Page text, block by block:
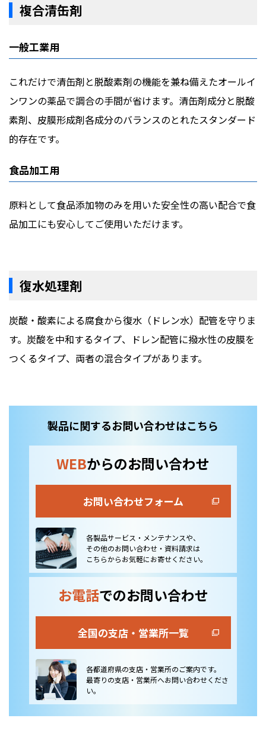
複合清缶剤
一般工業用
これだけで清缶剤と脱酸素剤の機能を兼ね備えたオールイ
ンワンの薬品で調合の手間が省けます。清缶剤成分と脱酸
素剤、皮膜形成剤各成分のバランスのとれたスタンダード
的存在です。
食品加工用
原料として食品添加物のみを用いた安全性の高い配合で食
品加工にも安心してご使用いただけます。
復水処理剤
炭酸・酸素による腐食から復水（ドレン水）配管を守りま
す。炭酸を中和するタイプ、ドレン配管に撥水性の皮膜を
つくるタイプ、両者の混合タイプがあります。
製品に関するお問い合わせはこちら
WEBからのお問い合わせ
お問い合わせフォーム
各製品サービス・メンテナンスや、
その他のお問い合わせ・資料請求は
こちらからお気軽にお寄せください。
お電話でのお問い合わせ
全国の支店・営業所一覧
各都道府県の支店・営業所のご案内です。
最寄りの支店・営業所へお問い合わせくださ
い。